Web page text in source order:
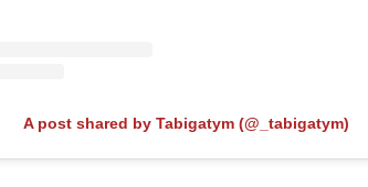
A post shared by Tabigatym (@_tabigatym)